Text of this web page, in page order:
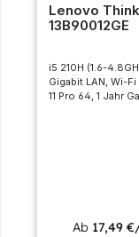
Lenovo
13B90012GE
i5 210H (1.6-
Gigabit LAN, Wi-Fi
11 Pro 64, 1 Jahr
Ab 17,49